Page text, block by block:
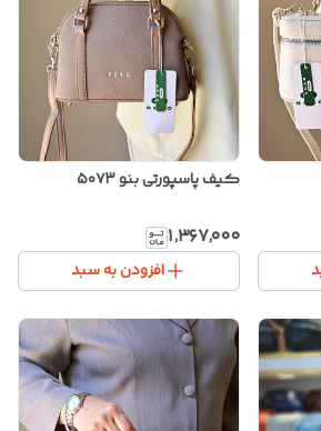
کیف پاسپورتی بنو ۵۰۷۳
۱٬۳۶۷٬۰۰۰
افزودن به سبد